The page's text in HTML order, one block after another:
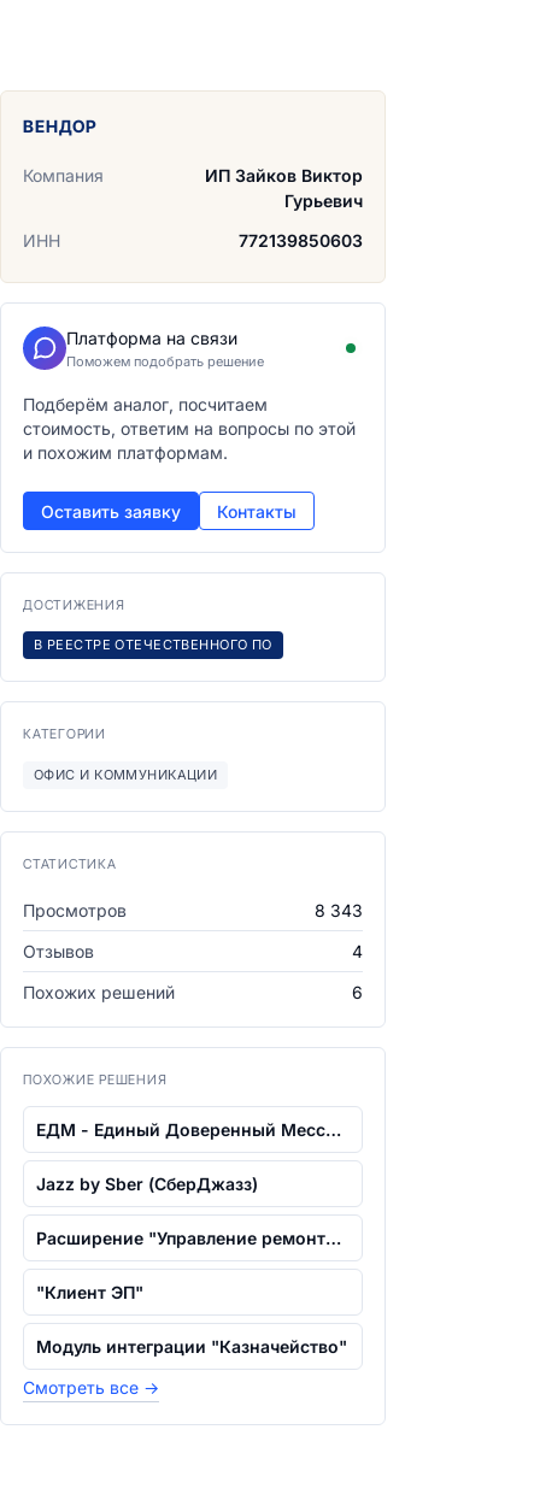
ВЕНДОР
Компания
ИП Зайков Виктор
Гурьевич
ИНН
772139850603
Платформа на связи
Поможем подобрать решение
Подберём аналог, посчитаем
стоимость, ответим на вопросы по этой
и похожим платформам.
Оставить заявку Контакты
ДОСТИЖЕНИЯ
В РЕЕСТРЕ ОТЕЧЕСТВЕННОГО ПО
КАТЕГОРИИ
ОФИС И КОММУНИКАЦИИ
СТАТИСТИКА
Просмотров
8 343
Отзывов
4
Похожих решений
6
ПОХОЖИЕ РЕШЕНИЯ
ЕДМ - Единый Доверенный Мессенджер
Jazz by Sber (СберДжазз)
Расширение "Управление ремонтами" для...
"Клиент ЭП"
Модуль интеграции "Казначейство"
Смотреть все →